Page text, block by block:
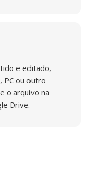
e editado,
PC ou outro
o arquivo na
Drive.